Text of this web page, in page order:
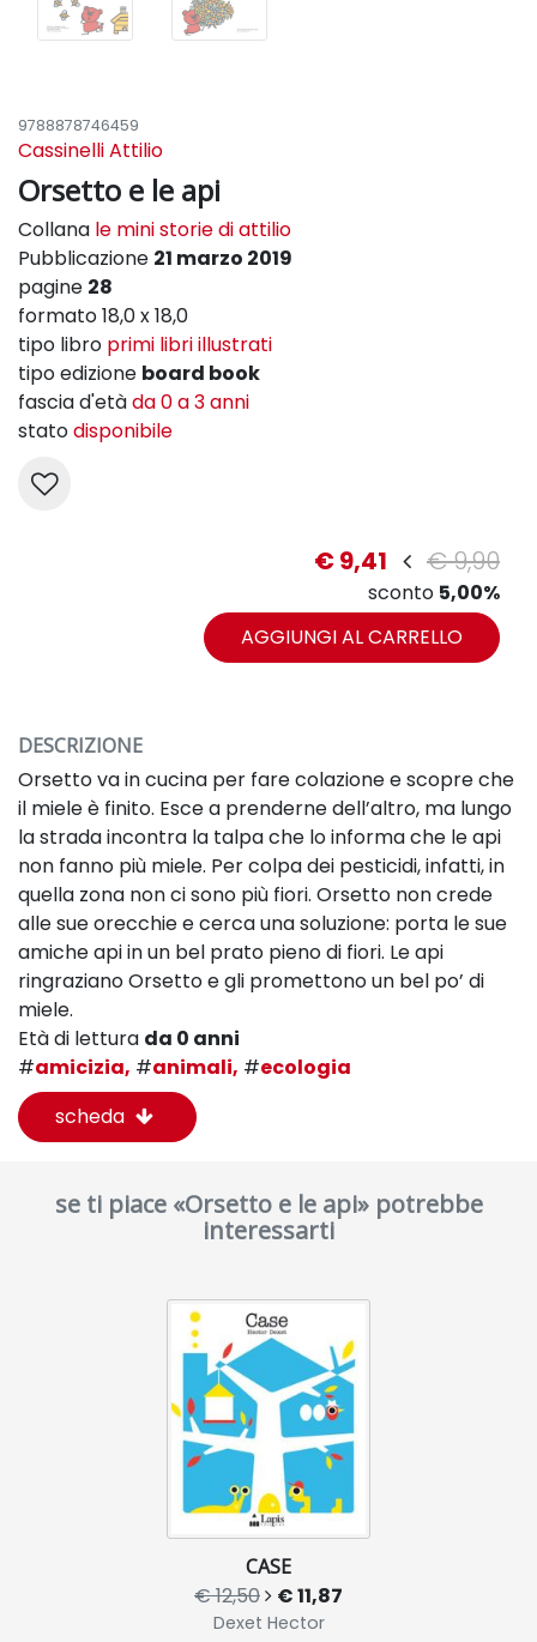
9788878746459
Cassinelli Attilio
Orsetto e le api
Collana le mini storie di attilio
Pubblicazione 21 marzo 2019
pagine 28
formato 18,0 x 18,0
tipo libro primi libri illustrati
tipo edizione board book
fascia d'etàda 0 a 3 anni
statodisponibile
€ 9,41 € 9,90
sconto 5,00%
AGGIUNGI AL CARRELLO
DESCRIZIONE
Orsetto va in cucina per fare colazione e scopre che
il miele è finito. Esce a prenderne dell’altro, ma lungo
la strada incontra la talpa che lo informa che le api
non fanno più miele. Per colpa dei pesticidi, infatti, in
quella zona non ci sono più fiori. Orsetto non crede
alle sue orecchie e cerca una soluzione: porta le sue
amiche api in un bel prato pieno di fiori. Le api
ringraziano Orsetto e gli promettono un bel po’ di
miele.
Età di lettura da 0 anni
#amicizia, #animali, #ecologia
scheda
se ti piace «Orsetto e le api» potrebbe
interessarti
CASE
€ 12,50 € 11,87
Dexet Hector